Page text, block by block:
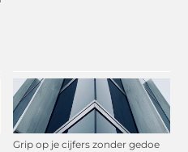
Grip op je cijfers zonder gedoe